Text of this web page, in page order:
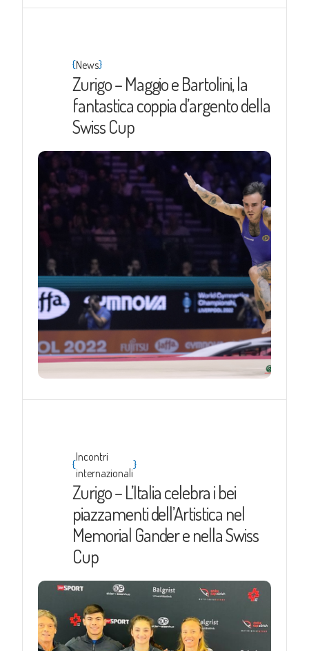
{News}
Zurigo – Maggio e Bartolini, la
fantastica coppia d’argento della
Swiss Cup
{
Incontri
internazionali
}
Zurigo – L’Italia celebra i bei
piazzamenti dell’Artistica nel
Memorial Gander e nella Swiss
Cup